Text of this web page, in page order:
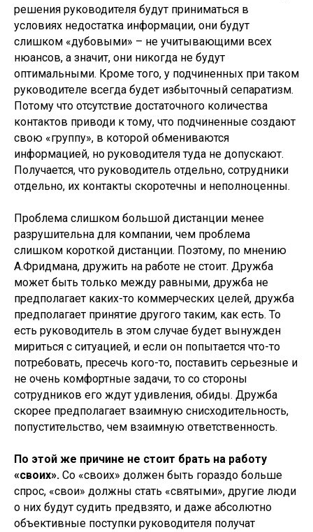
решения руководителя будут приниматься в
условиях недостатка информации, они будут
слишком «дубовыми» – не учитывающими всех
нюансов, а значит, они никогда не будут
оптимальными. Кроме того, у подчиненных при таком
руководителе всегда будет избыточный сепаратизм.
Потому что отсутствие достаточного количества
контактов приводи к тому, что подчиненные создают
свою «группу», в которой обмениваются
информацией, но руководителя туда не допускают.
Получается, что руководитель отдельно, сотрудники
отдельно, их контакты скоротечны и неполноценны.
Проблема слишком большой дистанции менее
разрушительна для компании, чем проблема
слишком короткой дистанции. Поэтому, по мнению
А.Фридмана, дружить на работе не стоит. Дружба
может быть только между равными, дружба не
предполагает каких-то коммерческих целей, дружба
предполагает принятие другого таким, как есть. То
есть руководитель в этом случае будет вынужден
мириться с ситуацией, и если он попытается что-то
потребовать, пресечь кого-то, поставить серьезные и
не очень комфортные задачи, то со стороны
сотрудников его ждут удивления, обиды. Дружба
скорее предполагает взаимную снисходительность,
попустительство, чем взаимную ответственность.
По этой же причине не стоит брать на работу
«своих». Со «своих» должен быть гораздо больше
спрос, «свои» должны стать «святыми», другие люди
о них будут судить предвзято, и даже абсолютно
объективные поступки руководителя получат